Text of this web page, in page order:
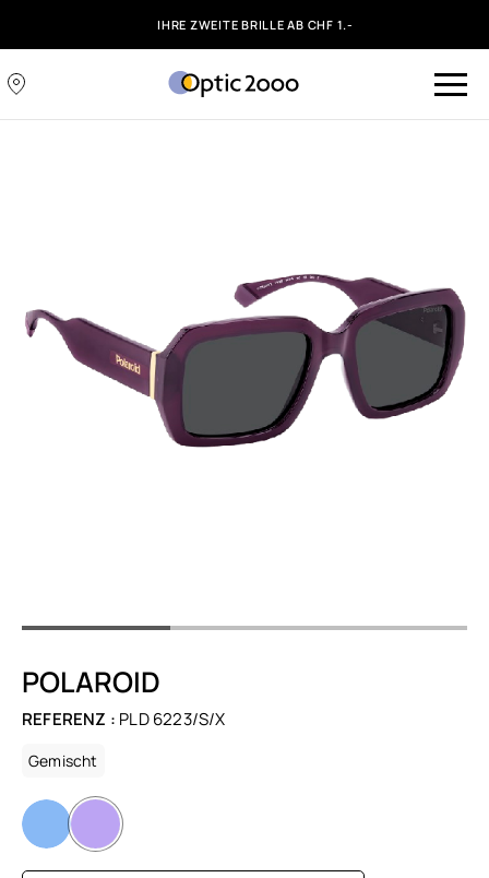
IHRE ZWEITE BRILLE AB CHF 1.-
POLAROID
REFERENZ : PLD 6223/S/X
Gemischt